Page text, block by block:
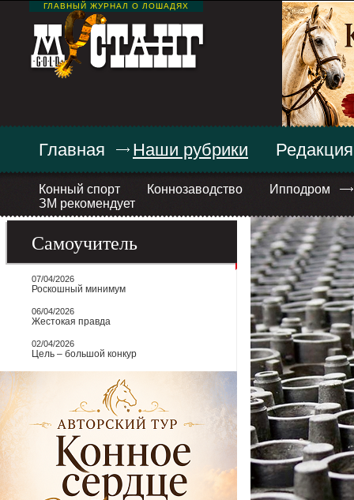
ГЛАВНЫЙ ЖУРНАЛ О ЛОШАДЯХ
Главная Наши рубрики
Конный спорт Коннозаводство
Ипподром
ЗМ рекомендует
Редакция
Самоучитель
07/04/2026
Роскошный минимум
06/04/2026
Жестокая правда
02/04/2026
Цель – большой конкур